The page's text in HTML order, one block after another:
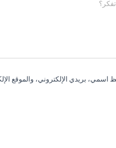
اسمي، بريدي الإلكتروني، والموقع